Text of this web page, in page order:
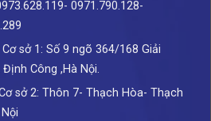
0971.790.128-
sở 1: Số 9 ngõ 364/168 Giải
Định Công ,Hà Nội.
sở 2: Thôn 7- Thạch Hòa- Thạch